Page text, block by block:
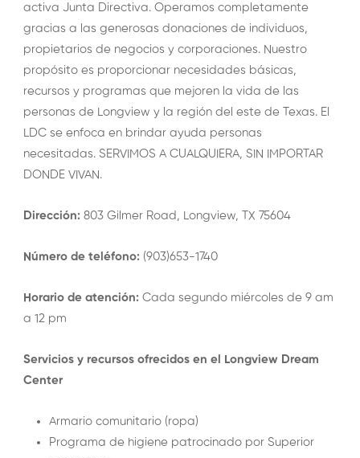
activa Junta Directiva. Operamos completamente
gracias a las generosas donaciones de individuos,
propietarios de negocios y corporaciones. Nuestro
propósito es proporcionar necesidades básicas,
recursos y programas que mejoren la vida de las
personas de Longview y la región del este de Texas. El
LDC se enfoca en brindar ayuda personas
necesitadas. SERVIMOS A CUALQUIERA, SIN IMPORTAR
DONDE VIVAN.
Dirección:803 Gilmer Road, Longview, TX 75604
Número de teléfono:(903)653-1740
Horario de atención:Cada segundo miércoles de 9 am
a 12 pm
Servicios y recursos ofrecidos en el Longview Dream
Center
Armario comunitario (ropa)
Programa de higiene patrocinado por Superior